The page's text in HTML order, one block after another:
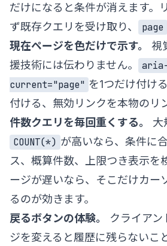
だけになると条件が消えます。
ず既存クエリを受け取り、
page
現在ページを色だけで示す。
視
援技術には伝わりません。
aria-
current="page" を1つだけ付ける
付ける、無効リンクを本物のリ
件数クエリを毎回重くする。
大
COUNT(*) が高いなら、条件に
ス、概算件数、上限つき表示を
ージが遅いなら、そこだけカー
るのが効きます。
戻るボタンの体験。
クライア
ジを変えると履歴に残らないこ